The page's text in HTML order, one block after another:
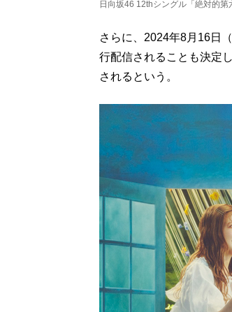
日向坂46 12thシングル「絶対的
さらに、2024年8月16日
行配信されることも決定
されるという。